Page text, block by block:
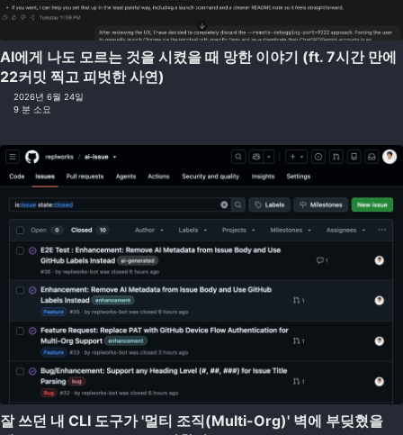
AI에게 나도 모르는 것을 시켰을 때 망한 이야기 (ft. 7시간 만에
22커밋 찍고 피벗한 사연)
2026년 6월 24일
9 분 소요
잘 쓰던 내 CLI 도구가 '멀티 조직(Multi-Org)' 벽에 부딪혔을